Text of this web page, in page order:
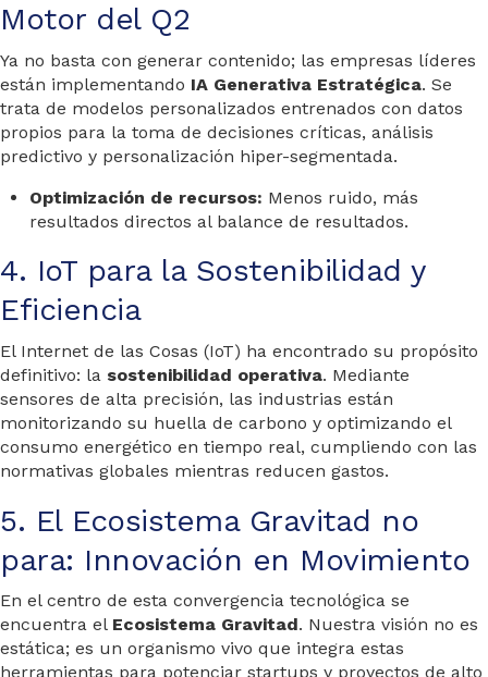
Motor del Q2
Ya no basta con generar contenido; las empresas líderes
están implementando IA Generativa Estratégica. Se
trata de modelos personalizados entrenados con datos
propios para la toma de decisiones críticas, análisis
predictivo y personalización hiper-segmentada.
Optimización de recursos: Menos ruido, más
resultados directos al balance de resultados.
4. IoT para la Sostenibilidad y
Eficiencia
El Internet de las Cosas (IoT) ha encontrado su propósito
definitivo: la sostenibilidad operativa. Mediante
sensores de alta precisión, las industrias están
monitorizando su huella de carbono y optimizando el
consumo energético en tiempo real, cumpliendo con las
normativas globales mientras reducen gastos.
5. El Ecosistema Gravitad no
para: Innovación en Movimiento
En el centro de esta convergencia tecnológica se
encuentra el Ecosistema Gravitad. Nuestra visión no es
estática; es un organismo vivo que integra estas
herramientas para potenciar startups y proyectos de alto